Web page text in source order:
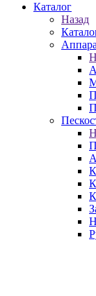
Каталог
Назад